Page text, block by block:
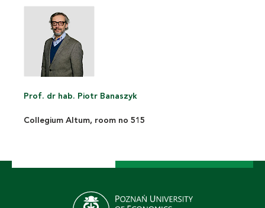
Prof. dr hab. Piotr Banaszyk
Collegium Altum, room no 515